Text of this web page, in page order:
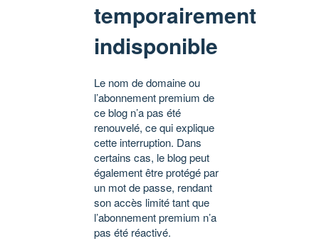
temporairement
indisponible
Le nom de domaine ou
l’abonnement premium de
ce blog n’a pas été
renouvelé, ce qui explique
cette interruption. Dans
certains cas, le blog peut
également être protégé par
un mot de passe, rendant
son accès limité tant que
l’abonnement premium n’a
pas été réactivé.